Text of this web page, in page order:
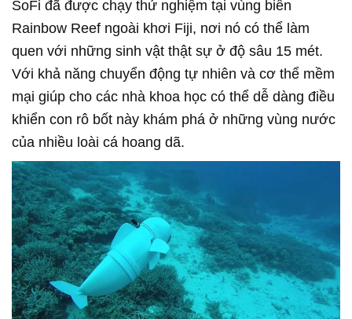
SoFi đã được chạy thử nghiệm tại vùng biển
Rainbow Reef ngoài khơi Fiji, nơi nó có thể làm
quen với những sinh vật thật sự ở độ sâu 15 mét.
Với khả năng chuyển động tự nhiên và cơ thể mềm
mại giúp cho các nhà khoa học có thể dễ dàng điều
khiển con rô bốt này khám phá ở những vùng nước
của nhiều loài cá hoang dã.